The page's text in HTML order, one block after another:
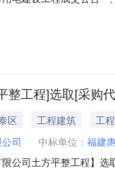
信息序号中选人名称
整工程]选取[采购
区 工程建筑
工程
司 中标单位： 福建
公司土方平整工程】